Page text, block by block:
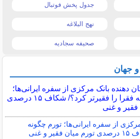
جدول پخش فوتبال
نهج البلاغه
صحیفه سجادیه
و جهان
دهنده بانک مرکزی از سفره ایرانی‌ها؛
تورم چگونه فقرا را فقیرتر کرد؟/ شکاف ۱۵ درصدی
فقیر و غنی
از سفره ایرانی‌ها؛ تورم چگونه
و غنی